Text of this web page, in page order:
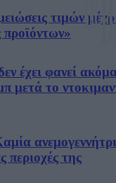
τιμών
έχει φανεί
μετά το
περιοχές της